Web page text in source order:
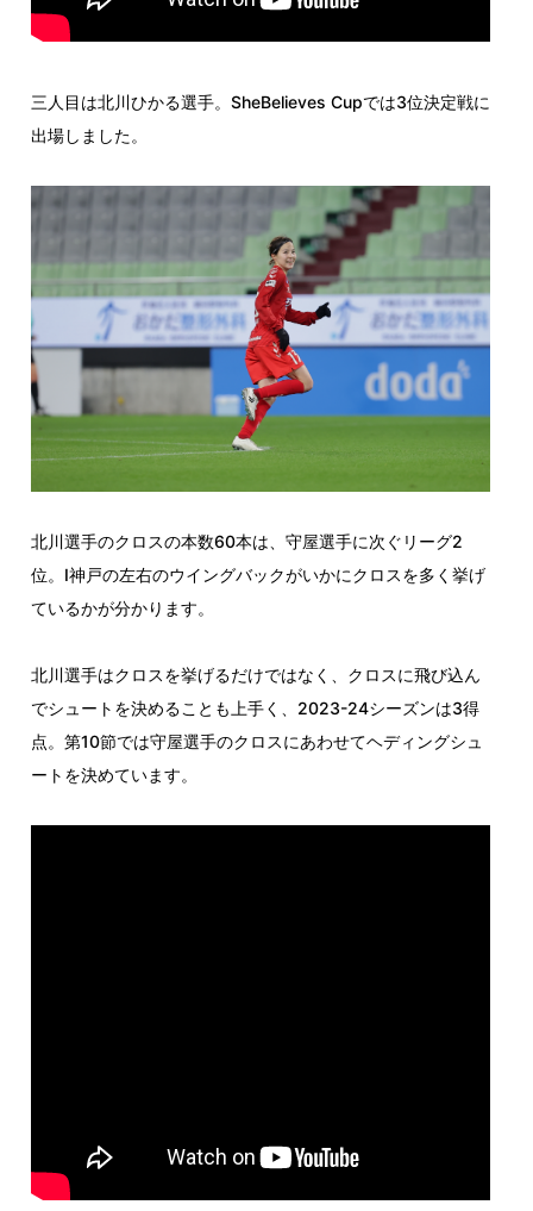
三人目は北川ひかる選手。SheBelieves Cupでは3位決定戦に
出場しました。
北川選手のクロスの本数60本は、守屋選手に次ぐリーグ2
位。I神戸の左右のウイングバックがいかにクロスを多く挙げ
ているかが分かります。
北川選手はクロスを挙げるだけではなく、クロスに飛び込ん
でシュートを決めることも上手く、2023-24シーズンは3得
点。第10節では守屋選手のクロスにあわせてヘディングシュ
ートを決めています。